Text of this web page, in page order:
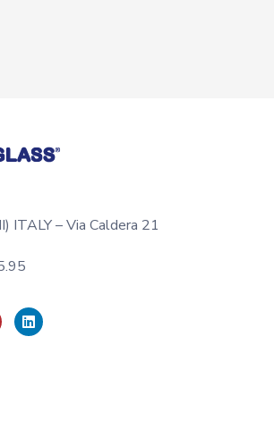
ITALY – Via Caldera 21